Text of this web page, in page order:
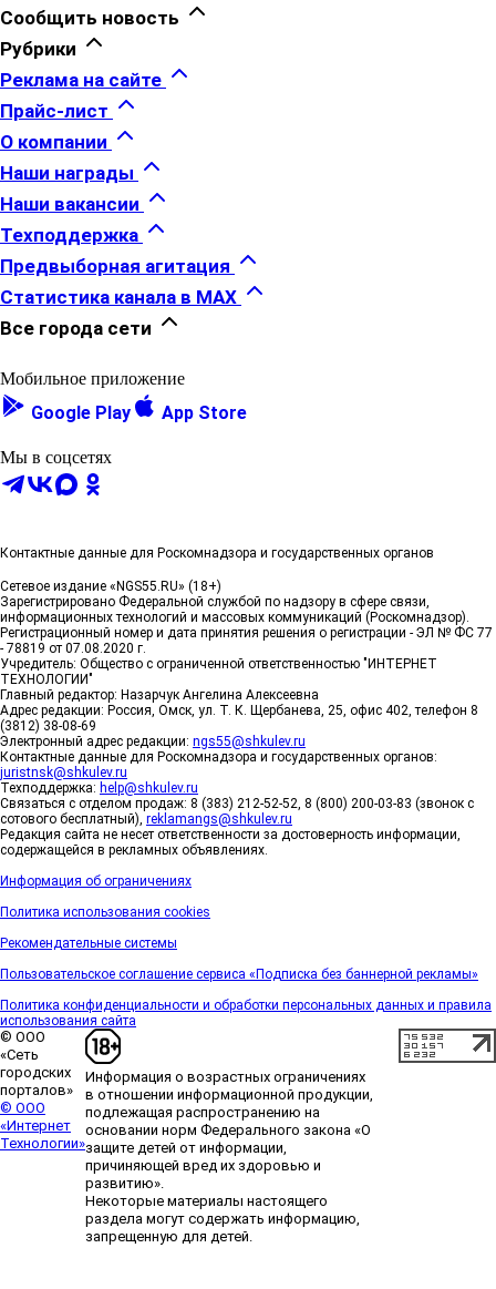
Сообщить новость
Рубрики
Реклама на сайте
Прайс-лист
О компании
Наши награды
Наши вакансии
Техподдержка
Предвыборная агитация
Статистика канала в MAX
Все города сети
Мобильное приложение
Google Play App Store
Мы в соцсетях
Контактные данные для Роскомнадзора и государственных органов
Сетевое издание «NGS55.RU» (18+)
Зарегистрировано Федеральной службой по надзору в сфере связи,
информационных технологий и массовых коммуникаций (Роскомнадзор).
Регистрационный номер и дата принятия решения о регистрации - ЭЛ № ФС 77
- 78819 от 07.08.2020 г.
Учредитель: Общество с ограниченной ответственностью "ИНТЕРНЕТ
ТЕХНОЛОГИИ"
Главный редактор: Назарчук Ангелина Алексеевна
Адрес редакции: Россия, Омск, ул. Т. К. Щербанева, 25, офис 402, телефон 8
(3812) 38-08-69
Электронный адрес редакции: ngs55@shkulev.ru
Контактные данные для Роскомнадзора и государственных органов:
juristnsk@shkulev.ru
Техподдержка: help@shkulev.ru
Связаться с отделом продаж: 8 (383) 212-52-52, 8 (800) 200-03-83 (звонок с
сотового бесплатный), reklamangs@shkulev.ru
Редакция сайта не несет ответственности за достоверность информации,
содержащейся в рекламных объявлениях.
Информация об ограничениях
Политика использования cookies
Рекомендательные системы
Пользовательское соглашение сервиса «Подписка без баннерной рекламы»
Политика конфиденциальности и обработки персональных данных и правила
использования сайта
© ООО
«Сеть
городских
порталов»
© ООО
«Интернет
Технологии»
Информация о возрастных ограничениях
в отношении информационной продукции,
подлежащая распространению на
основании норм Федерального закона «О
защите детей от информации,
причиняющей вред их здоровью и
развитию».
Некоторые материалы настоящего
раздела могут содержать информацию,
запрещенную для детей.